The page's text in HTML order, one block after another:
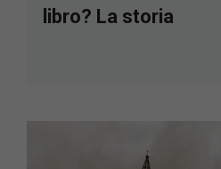
libro? La storia